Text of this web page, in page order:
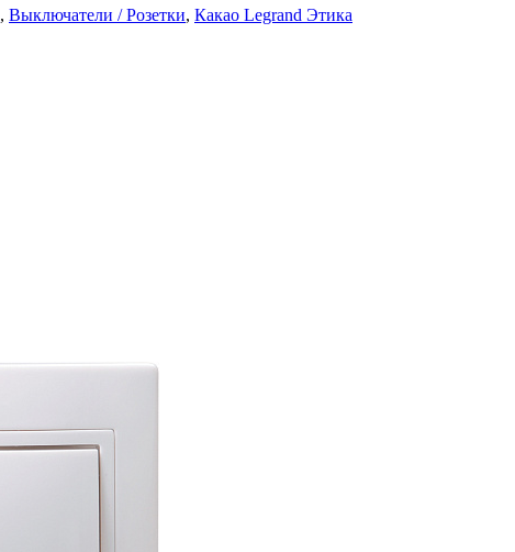
, Выключатели / Розетки, Какао Legrand Этика